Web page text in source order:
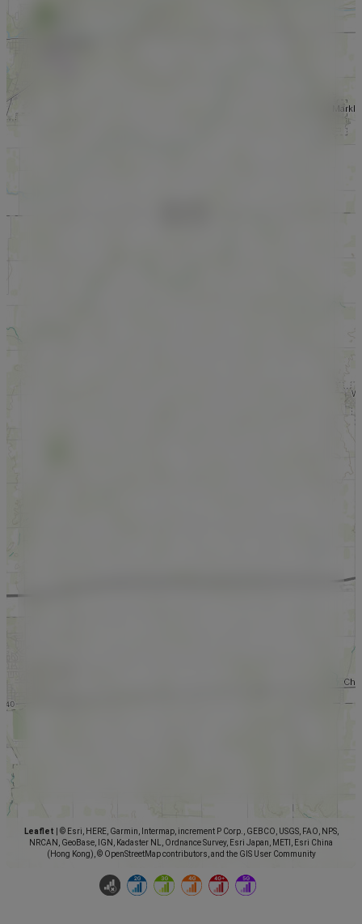
Leaflet
© Esri, HERE, Garmin, Intermap, increment P Corp., GEBCO, USGS, FAO, NPS,
NRCAN, GeoBase, IGN, Kadaster NL, Ordnance Survey, Esri Japan, METI, Esri China
(Hong Kong), © OpenStreetMap contributors, and the GIS User Community